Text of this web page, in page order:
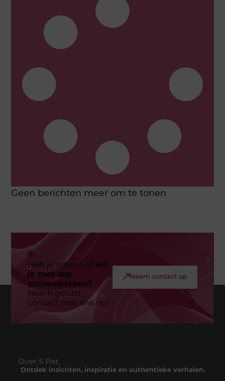
Geen berichten meer om te tonen
Heb je vragen ofwil
je met ons
samenwerken?
Neem gerust
contact met ons op!
Neem contact op
Over S Pat
Ontdek inzichten, inspiratie en authentieke verhalen.